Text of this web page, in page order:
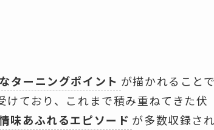
ターニングポイント が描かれること
ており、これまで積み重ねてきた伏
味あふれるエピソード が多数収録さ